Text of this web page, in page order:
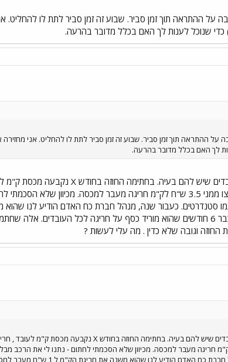
על ההתראה תוך זמן סביר. שבוע זה זמן סביר לתת לו להחליט.
שנוכל לענות לך האם בכלל מדובר בהרעה.
על ההתראה תוך זמן סביר. שבוע זה זמן סביר לתת לו להחליט. אני
לך האם בכלל מדובר בהרעה.
חודשים חתמתי גם אני על החוזה , אך רצו ממני 3.5 ש"ח לק"מ חריגה מעבר
את הכסף רטרואקטיבית מאז שחתמנו. כבר 6 חודשים שהוא מוריד כסף על חריגה
וגובה שלא כדין . מה עלי לעשות ?
, אך רצו ממני 3.5 ש"ח לק"מ חריגה מעבר למכסה. מכיוון שלא הסכמתי לחתום - נתנו